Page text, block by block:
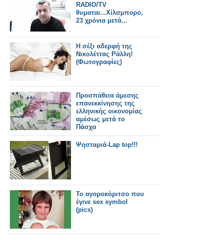
RADIO/TV
θυμαται...Χίλσμπορο,
23 χρόνια μετά...
H σέξι αδερφή της
Νικολέττας Ράλλη!
(Φωτογραφίες)
Προσπάθεια άμεσης
επανεκκίνησης της
ελληνικής οικονομίας
αμέσως μετά το
Πάσχα
Ψησταριά-Lap top!!!
Το αγοροκόριτσο που
έγινε sex symbol
(pics)